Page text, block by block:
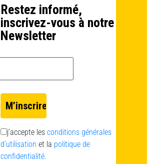
Restez informé,
inscrivez-vous à notre
Newsletter
j’accepte les conditions générales
d’utilisation et la politique de
confidentialité.